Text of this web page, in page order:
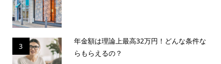
3
年金額は理論上最高32万円！どんな条件な
らもらえるの？